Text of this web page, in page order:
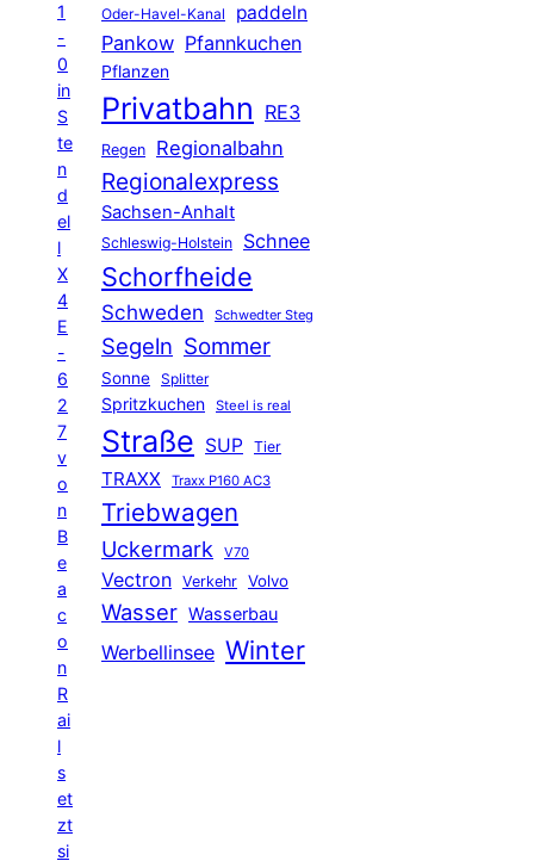
1
-
0
in
S
te
n
d
el
l
X
4
E
-
6
2
7
v
o
n
B
e
a
c
o
n
R
ai
l
s
et
zt
si
Oder-Havel-Kanal paddeln
Pankow Pfannkuchen
Pflanzen
Privatbahn RE3
Regen Regionalbahn
Regionalexpress
Sachsen-Anhalt
Schleswig-Holstein Schnee
Schorfheide
Schweden Schwedter Steg
Segeln Sommer
Sonne Splitter
Spritzkuchen Steel is real
Straße SUP Tier
TRAXX Traxx P160 AC3
Triebwagen
Uckermark V70
Vectron Verkehr Volvo
Wasser Wasserbau
Werbellinsee Winter